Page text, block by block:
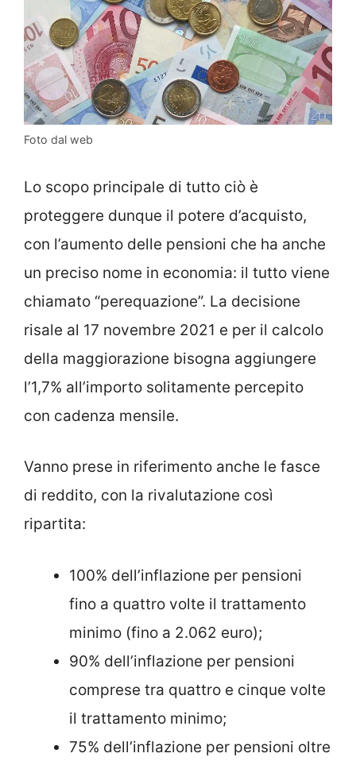
Foto dal web
Lo scopo principale di tutto ciò è
proteggere dunque il potere d’acquisto,
con l’aumento delle pensioni che ha anche
un preciso nome in economia: il tutto viene
chiamato “perequazione”. La decisione
risale al 17 novembre 2021 e per il calcolo
della maggiorazione bisogna aggiungere
l’1,7% all’importo solitamente percepito
con cadenza mensile.
Vanno prese in riferimento anche le fasce
di reddito, con la rivalutazione così
ripartita:
100% dell’inflazione per pensioni
fino a quattro volte il trattamento
minimo (fino a 2.062 euro);
90% dell’inflazione per pensioni
comprese tra quattro e cinque volte
il trattamento minimo;
75% dell’inflazione per pensioni oltre